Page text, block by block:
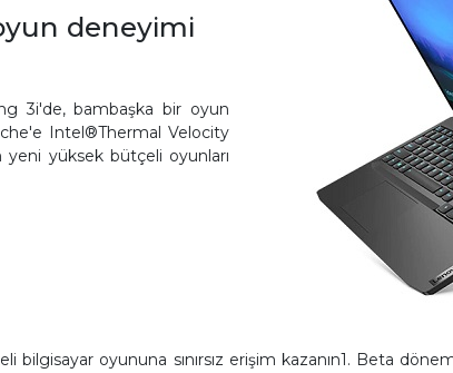
deneyimi
3i'de, bambaşka bir oyun
Intel®Thermal Velocity
yüksek bütçeli oyunları
oyununa sınırsız erişim kazanın1. Beta